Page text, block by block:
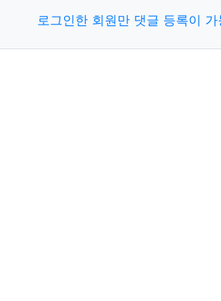
로그인한 회원만 댓글 등록이 가